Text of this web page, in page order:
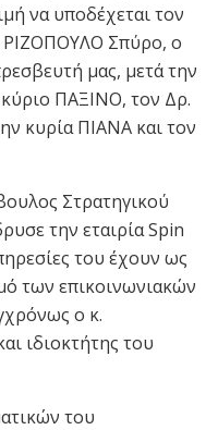
να υποδέχεται τον
ΡΙΖΟΠΟΥΛΟ Σπύρο, ο
μας, μετά την
ΠΑΞΙΝΟ, τον Δρ.
κυρία ΠΙΑΝΑ και τον
Στρατηγικού
την εταιρία Spin
του έχουν ως
των επικοινωνιακών
ο κ.
ιδιοκτήτης του
του